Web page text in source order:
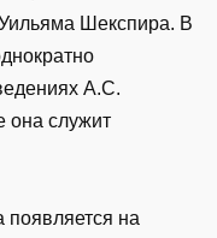
Шекспира. В
А.С.
она служит
появляется на